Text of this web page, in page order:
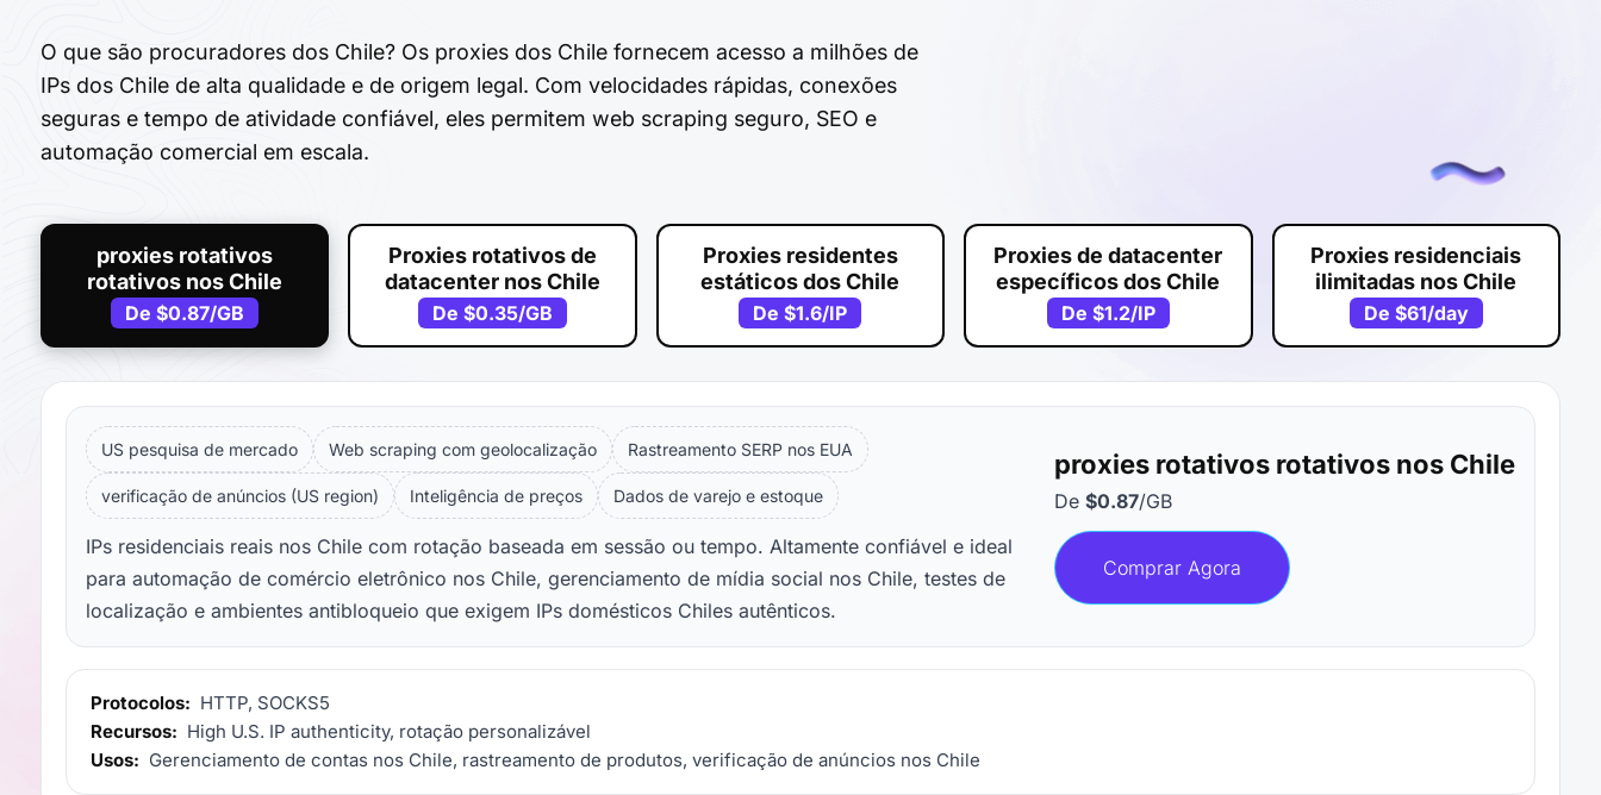
O que são procuradores dos Chile? Os proxies dos Chile fornecem acesso a milhões de
IPs dos Chile de alta qualidade e de origem legal. Com velocidades rápidas, conexões
seguras e tempo de atividade confiável, eles permitem web scraping seguro, SEO e
automação comercial em escala.
proxies rotativos
rotativos nos Chile
De$0.87/GB
Proxies rotativos de
datacenter nos Chile
De$0.35/GB
Proxies residentes
estáticos dos Chile
De$1.6/IP
Proxies de datacenter
específicos dos Chile
De $1.2/IP
Proxies residenciais
ilimitadas nos Chile
De $61/day
US pesquisa de mercado Web scraping com geolocalização Rastreamento SERP nos EUA
verificação de anúncios (US region) Inteligência de preços Dados de varejo e estoque
IPs residenciais reais nos Chile com rotação baseada em sessão ou tempo. Altamente confiável e ideal
para automação de comércio eletrônico nos Chile, gerenciamento de mídia social nos Chile, testes de
localização e ambientes antibloqueio que exigem IPs domésticos Chiles autênticos.
proxies rotativos rotativos nos Chile
De $0.87/GB
Comprar Agora
Protocolos: HTTP, SOCKS5
Recursos: High U.S. IP authenticity, rotação personalizável
Usos: Gerenciamento de contas nos Chile, rastreamento de produtos, verificação de anúncios nos Chile